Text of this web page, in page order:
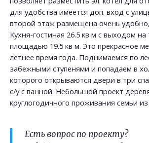
для удобства имеется доп. вход с
второй этаж размещена очень
Кухня-гостиная 26.5 кв м с выходом на
площадью 19.5 кв м. Это прекрасное
летнее время года. Поднимаемся по
забежными ступенями и попадаем в
которого открываются двери в три
с/у с ванной. Небольшой проект
круглогодичного проживания семьи из
Есть вопрос по проекту?